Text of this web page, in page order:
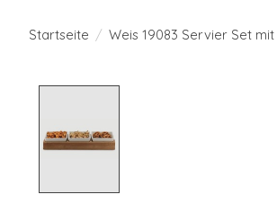
Startseite / Weis 19083 Servier Set